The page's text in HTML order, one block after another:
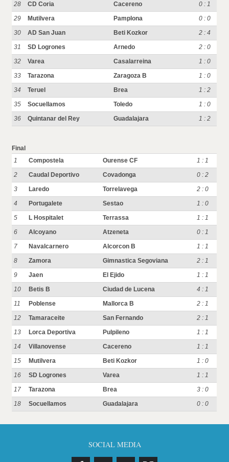
28
CD Coria Cacereno
0 : 1
29
Mutilvera Pamplona
0 : 0
30
AD San Juan Beti Kozkor
2 : 4
31
SD Logrones Arnedo
2 : 0
32
Varea Casalarreina
1 : 0
33
Tarazona Zaragoza B
1 : 0
34
Teruel Brea
1 : 2
35
Socuellamos Toledo
1 : 0
36
Quintanar del Rey Guadalajara 1 : 2
Final
1
Compostela Ourense CF
1 : 1
2
Caudal Deportivo Covadonga
0 : 2
3
Laredo Torrelavega
2 : 0
4
Portugalete Sestao
1 : 0
5
L Hospitalet Terrassa
1 : 1
6
Alcoyano Atzeneta
0 : 1
7
Navalcarnero Alcorcon B
1 : 1
8
Zamora Gimnastica Segoviana
2 : 1
9
Jaen El Ejido
1 : 1
10
Betis B Ciudad de Lucena
4 : 1
11
Poblense Mallorca B
2 : 1
12
Tamaraceite San Fernando
2 : 1
13
Lorca Deportiva Pulpileno
1 : 1
14
Villanovense Cacereno
1 : 1
15
Mutilvera Beti Kozkor
1 : 0
16
SD Logrones Varea
1 : 1
17
Tarazona Brea
3 : 0
18
Socuellamos Guadalajara 0 : 0
SOCIAL MEDIA